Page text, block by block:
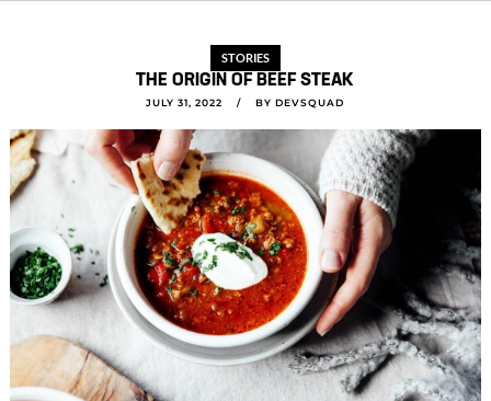
STORIES
THE ORIGIN OF BEEF STEAK
JULY 31, 2022 BYDEVSQUAD